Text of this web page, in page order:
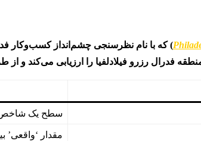
) که با نام نظرسنجی چشم‌انداز کسب‌وکار
فدرال رزرو فیلادلفیا را ارزیابی می‌کند و از
سطح یک شاخص
مقدار ‘واقعی’